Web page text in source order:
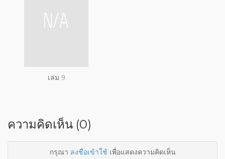
เล่ม 9
ความคิดเห็น (0)
กรุณา ลงชื่อเข้าใช้เพื่อแสดงความคิดเห็น